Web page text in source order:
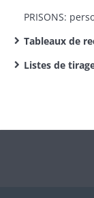
Tableaux de
Listes de tirage au